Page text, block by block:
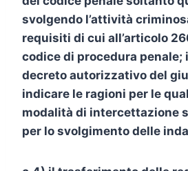
svolgendo l’attività
requisiti di cui all’articolo
codice di procedura penale;
decreto autorizzativo del
indicare le ragioni per le
modalità di intercettazione
per lo svolgimento delle